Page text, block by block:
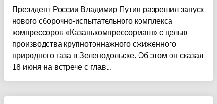
Президент России Владимир Путин разрешил запуск
нового сборочно-испытательного комплекса
компрессоров «Казанькомпрессормаш» с целью
производства крупнотоннажного сжиженного
природного газа в Зеленодольске. Об этом он сказал
18 июня на встрече с глав...